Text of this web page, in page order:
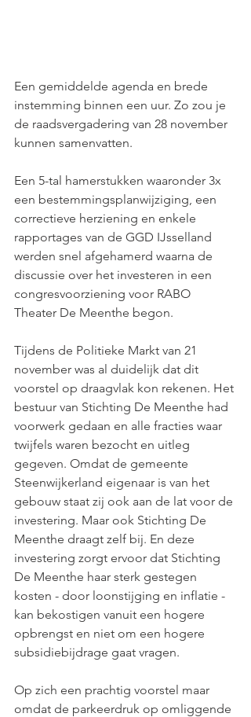
Een gemiddelde agenda en brede
instemming binnen een uur. Zo zou je
de raadsvergadering van 28 november
kunnen samenvatten.
Een 5-tal hamerstukken waaronder 3x
een bestemmingsplanwijziging, een
correctieve herziening en enkele
rapportages van de GGD IJsselland
werden snel afgehamerd waarna de
discussie over het investeren in een
congresvoorziening voor RABO
Theater De Meenthe begon.
Tijdens de Politieke Markt van 21
november was al duidelijk dat dit
voorstel op draagvlak kon rekenen. Het
bestuur van Stichting De Meenthe had
voorwerk gedaan en alle fracties waar
twijfels waren bezocht en uitleg
gegeven. Omdat de gemeente
Steenwijkerland eigenaar is van het
gebouw staat zij ook aan de lat voor de
investering. Maar ook Stichting De
Meenthe draagt zelf bij. En deze
investering zorgt ervoor dat Stichting
De Meenthe haar sterk gestegen
kosten - door loonstijging en inflatie -
kan bekostigen vanuit een hogere
opbrengst en niet om een hogere
subsidiebijdrage gaat vragen.
Op zich een prachtig voorstel maar
omdat de parkeerdruk op omliggende